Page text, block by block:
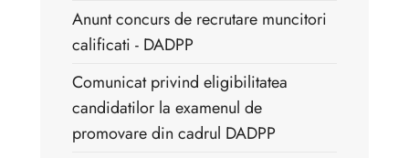
Anunt concurs de recrutare muncitori
calificati - DADPP
Comunicat privind eligibilitatea
candidatilor la examenul de
promovare din cadrul DADPP